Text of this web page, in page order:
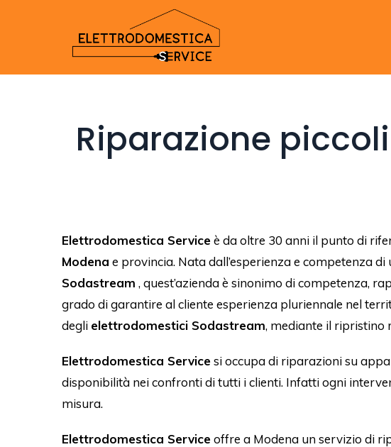
Riparazione
Elettrodomestica Serviceè da oltre 30 anni il punto di
Modena e provincia. Nata dall’esperienza e competenza
Sodastream , quest’azienda è sinonimo di competenza,
grado di garantire al cliente esperienza pluriennale nel
degli elettrodomestici Sodastream, mediante il ripristino
Elettrodomestica Servicesi occupa di riparazioni su
disponibilità nei confronti di tutti i clienti. Infatti ogni
misura.
Elettrodomestica Serviceoffre a Modena un servizio di